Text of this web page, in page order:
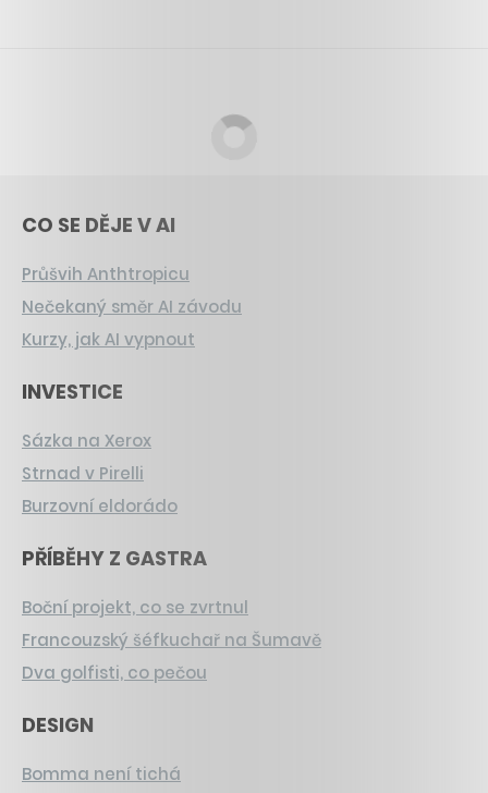
CO SE DĚJE V AI
Průšvih Anthtropicu
Nečekaný směr AI závodu
Kurzy, jak AI vypnout
INVESTICE
Sázka na Xerox
Strnad v Pirelli
Burzovní eldorádo
PŘÍBĚHY Z GASTRA
Boční projekt, co se zvrtnul
Francouzský šéfkuchař na Šumavě
Dva golfisti, co pečou
DESIGN
Bomma není tichá